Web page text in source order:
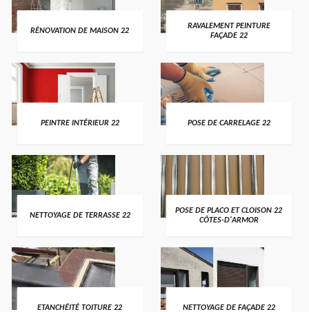
RÉNOVATION DE MAISON 22
RAVALEMENT PEINTURE
FAÇADE 22
PEINTRE INTÉRIEUR 22 POSE DE CARRELAGE 22
NETTOYAGE DE TERRASSE 22
POSE DE PLACO ET CLOISON 22
CÔTES-D'ARMOR
ETANCHÉITÉ TOITURE 22 NETTOYAGE DE FAÇADE 22